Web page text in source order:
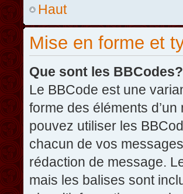
Haut
Mise en forme et
Que sont les BBCodes?
Le BBCode est une
forme des éléments
pouvez utiliser les
chacun de vos
rédaction de message.
mais les balises sont